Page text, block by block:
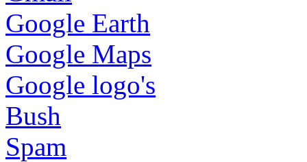
Google Earth
Google Maps
Google logo's
Bush
Spam